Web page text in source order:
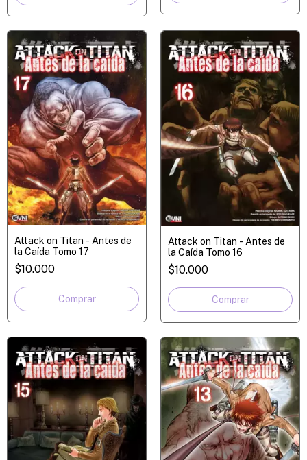
Attack on Titan - Antes de
la Caída Tomo 17
$10.000
Attack on Titan - Antes de
la Caída Tomo 16
$10.000